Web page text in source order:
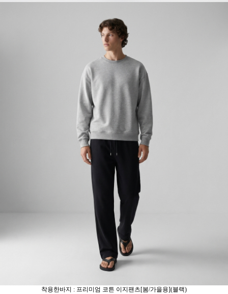
착용한바지 : 프리미엄 코튼 이지팬츠[봄/가을용](블랙)